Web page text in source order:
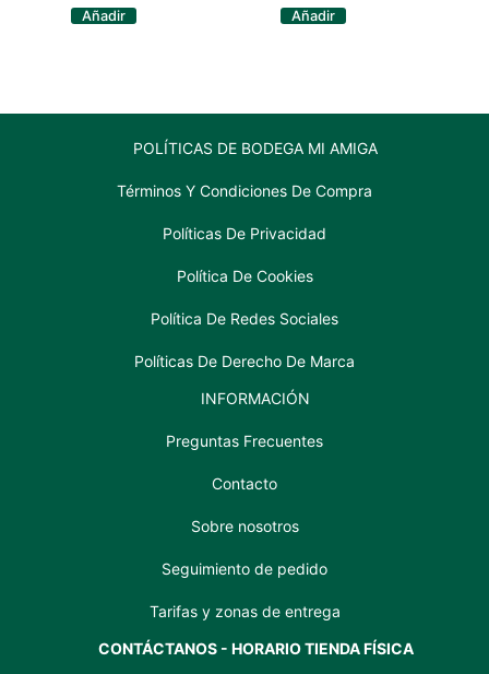
Añadir
355ml
cantidad
Añadir
POLÍTICAS DE BODEGA MI AMIGA
Términos Y Condiciones De Compra
Políticas De Privacidad
Política De Cookies
Política De Redes Sociales
Políticas De Derecho De Marca
INFORMACIÓN
Preguntas Frecuentes
Contacto
Sobre nosotros
Seguimiento de pedido
Tarifas y zonas de entrega
CONTÁCTANOS - HORARIO TIENDA FÍSICA